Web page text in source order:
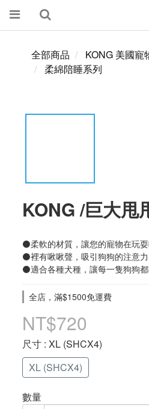
全部商品
KONG 美國寵
柔綿陪睡系列
KONG /巨大甩
⚫柔軟的材質，讓您的寵物在玩
⚫裡有啾啾聲，吸引狗狗的注意
⚫適合各種犬種，讓每一隻狗狗都
全店，滿$1500免運費
NT$720
尺寸 : XL (SHCX4)
XL (SHCX4)
數量